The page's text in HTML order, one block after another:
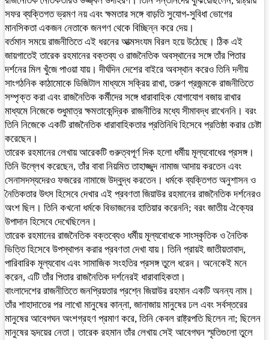
সফর ব্যক্তিগত ভ্রমণ নয় এবং ক্ষমতার সঙ্গে বাড়তি সুযোগ-সুবিধা ভোগের
মানসিকতা একজন নেতাকে জনগণ থেকে বিচ্ছিন্ন করে দেয়।
বর্তমান সময়ে রাজনীতিতে এই ধরনের আত্মসংযম বিরল হয়ে উঠেছে। ঠিক এই
জায়গাতেই তারেক রহমানের বক্তব্য ও রাজনৈতিক অবস্থানের সঙ্গে তাঁর পিতার
দর্শনের মিল খুঁজে পাওয়া যায়। দীর্ঘদিন দেশের বাইরে অবস্থান করেও তিনি দলীয়
সাংগঠনিক কাঠামোকে ডিজিটাল মাধ্যমে সক্রিয় রাখা, তরুণ প্রজন্মকে রাজনীতিতে
সম্পৃক্ত করা এবং রাজনৈতিক কর্মীদের সঙ্গে ধারাবাহিক যোগাযোগ বজায় রাখার
মাধ্যমে নিজেকে শুধুমাত্র ক্ষমতাকেন্দ্রিক রাজনীতির মধ্যে সীমাবদ্ধ রাখেননি। বরং
তিনি নিজেকে একটি রাজনৈতিক ধারাবাহিকতার প্রতিনিধি হিসেবে প্রতিষ্ঠা করার চেষ্টা
করেছেন।
তারেক রহমানের লেখায় আরেকটি গুরুত্বপূর্ণ দিক হলো ধর্মীয় মূল্যবোধের প্রসঙ্গ।
তিনি উল্লেখ করেছেন, তাঁর বাবা নিয়মিত তাহাজ্জুদ নামাজ আদায় করতেন এবং
সেনাসদস্যদেরও ফজরের নামাজে উদ্বুদ্ধ করতেন। ধর্মকে ব্যক্তিগত অনুশাসন ও
নৈতিকতার উৎস হিসেবে দেখার এই প্রবণতা জিয়াউর রহমানের রাজনৈতিক দর্শনেরও
অংশ ছিল। তিনি কখনো ধর্মকে বিভাজনের হাতিয়ার করেননি; বরং জাতীয় ঐক্যের
উপাদান হিসেবে দেখেছিলেন।
তারেক রহমানের রাজনৈতিক বক্তব্যেও ধর্মীয় মূল্যবোধকে সাংস্কৃতিক ও নৈতিক
ভিত্তি হিসেবে উপস্থাপন করার প্রবণতা দেখা যায়। তিনি প্রায়ই জাতীয়তাবাদ,
পারিবারিক মূল্যবোধ এবং সামাজিক সংহতির প্রসঙ্গ তুলে ধরেন। অনেকেই মনে
করেন, এটি তাঁর পিতার রাজনৈতিক দর্শনেরই ধারাবাহিকতা।
বাংলাদেশের রাজনীতিতে জনপ্রিয়তার প্রশ্নে জিয়াউর রহমান একটি অনন্য নাম।
তাঁর শাহাদাতের পর লাখো মানুষের কান্না, জানাজায় মানুষের ঢল এবং সর্বস্তরের
মানুষের আবেগঘন অংশগ্রহণ প্রমাণ করে, তিনি কেবল রাষ্ট্রপতি ছিলেন না; ছিলেন
মানুষের হৃদয়ের নেতা। তারেক রহমান তাঁর লেখায় সেই আবেগঘন স্মৃতিগুলো তুলে